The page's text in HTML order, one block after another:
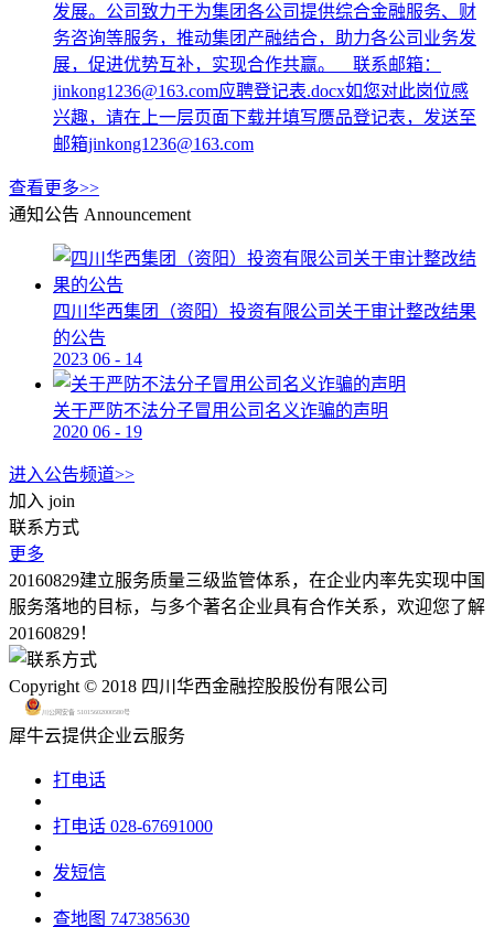
发展。公司致力于为集团各公司提供综合金融服务、财
务咨询等服务，推动集团产融结合，助力各公司业务发
展，促进优势互补，实现合作共赢。 联系邮箱：
jinkong1236@163.com应聘登记表.docx如您对此岗位感
兴趣，请在上一层页面下载并填写赝品登记表，发送至
邮箱jinkong1236@163.com
查看更多>>
通知公告 Announcement
四川华西集团（资阳）投资有限公司关于审计整改结果
的公告
2023 06 - 14
关于严防不法分子冒用公司名义诈骗的声明
2020 06 - 19
进入公告频道>>
加入 join
联系方式
更多
20160829建立服务质量三级监管体系，在企业内率先实现中国
服务落地的目标，与多个著名企业具有合作关系，欢迎您了解
20160829！
Copyright © 2018 四川华西金融控股股份有限公司
川公网安备 51015602000580号
犀牛云提供企业云服务
打电话
打电话 028-67691000
发短信
查地图 747385630